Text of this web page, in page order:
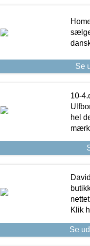
Se
10-
hel
Klik
Se